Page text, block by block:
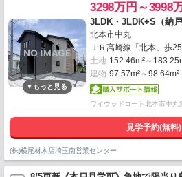
3298万円～3998
3LDK・3LDK+S（納
北本市中丸
ＪＲ高崎線「北本」歩
土地 152.46m²～
建物 97.57m²～98.64m²
ワイウッドコート北本市中丸
見学予約(無料)
(株)横尾材木店埼玉南営業センター